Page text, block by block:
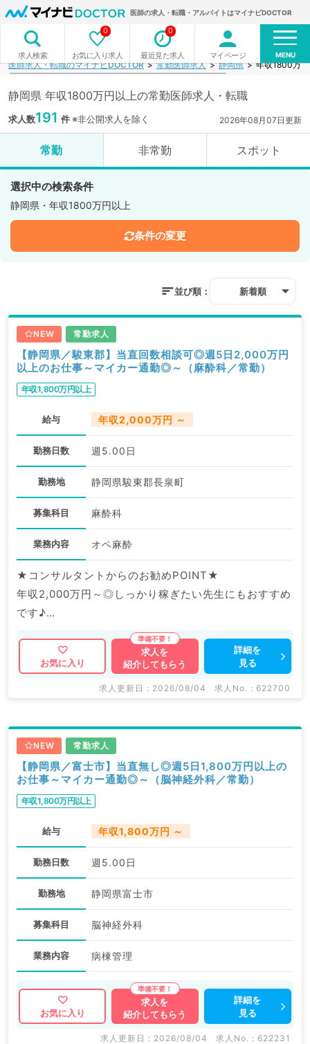
医師の求人・転職・アルバイトはマイナビDOCTOR
求人検索 お気に入り求人
0
最近見た求人
0
マイページ MENU
医師求人・転職のマイナビDOCTOR 常勤医師求人 静岡県 年収1800万
静岡県 年収1800万円以上の常勤医師求人・転職
求人数191 件※非公開求人を除く 2026年08月07日更新
常勤 非常勤 スポット
選択中の検索条件
静岡県・年収1800万円以上
条件の変更
並び順： 新着順
NEW 常勤求人
【静岡県／駿東郡】当直回数相談可◎週5日2,000万円
以上のお仕事～マイカー通勤◎～（麻酔科／常勤）
年収1,800万円以上
給与 年収2,000万円 ～
勤務日数 週5.00日
勤務地 静岡県駿東郡長泉町
募集科目 麻酔科
業務内容 オペ麻酔
★コンサルタントからのお勧めPOINT★
年収2,000万円～◎しっかり稼ぎたい先生にもおすすめ
です♪
マイカー通勤相談可能で通勤便利です◎
マイナビDOCTORでは病院やクリニックなどの医療機
関求人はもちろんのこと、
ます。
求人内容の詳細等はお気軽にお問合せ下さい。
お気に入り
求人を
紹介してもらう
詳細を
見る
求人更新日 : 2026/08/04 求人No. : 622700
NEW 常勤求人
【静岡県／富士市】当直無し◎週5日1,800万円以上の
お仕事～マイカー通勤◎～（脳神経外科／常勤）
年収1,800万円以上
給与 年収1,800万円 ～
勤務日数 週5.00日
勤務地 静岡県富士市
募集科目 脳神経外科
業務内容 病棟管理
お気に入り
求人を
紹介してもらう
詳細を
見る
求人更新日 : 2026/08/04 求人No. : 622231